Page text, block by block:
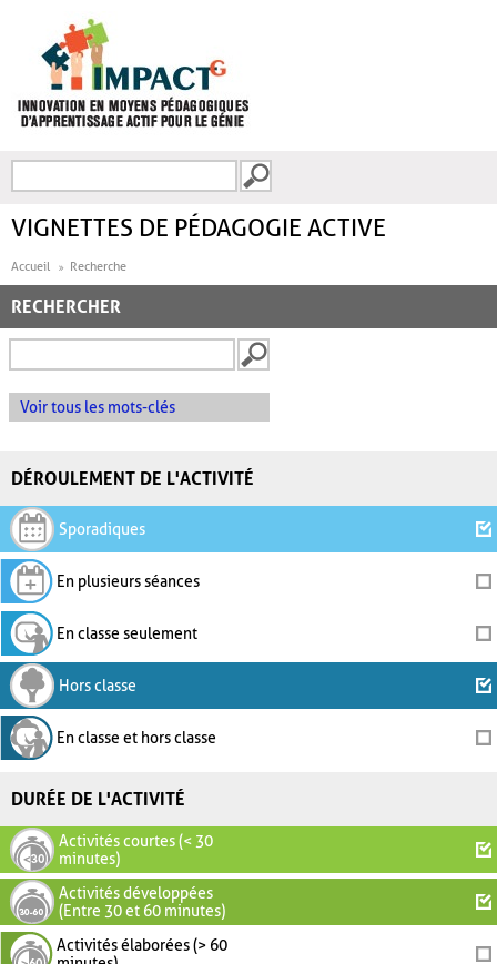
FORMULAIRE DE
VIGNETTES DE PÉDAGOGIE ACTIVE
Accueil Recherche
RECHERCHER
Voir tous les mots-clés
DÉROULEMENT DE L'ACTIVITÉ
Sporadiques
En plusieurs séances
En classe seulement
Hors classe
En classe et hors classe
DURÉE DE L'ACTIVITÉ
Activités courtes (< 30
minutes)
Activités développées
(Entre 30 et 60 minutes)
Activités élaborées (> 60